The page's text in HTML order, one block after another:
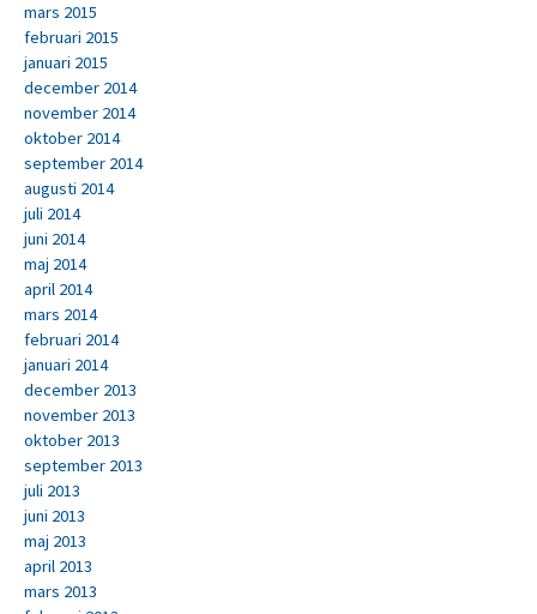
mars 2015
februari 2015
januari 2015
december 2014
november 2014
oktober 2014
september 2014
augusti 2014
juli 2014
juni 2014
maj 2014
april 2014
mars 2014
februari 2014
januari 2014
december 2013
november 2013
oktober 2013
september 2013
juli 2013
juni 2013
maj 2013
april 2013
mars 2013